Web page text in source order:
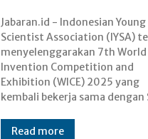
Jabaran.id - Indonesian Young
Scientist Association (IYSA)
menyelenggarakan 7th World
Invention Competition and
Exhibition (WICE) 2025 yang
kembali bekerja sama dengan
University Malaysia. SEGi
University merupakan
pertama IYSA dalam
menyelenggarakan WICE sejak
tahun 2019 hingga 2023. Tahun
Read more